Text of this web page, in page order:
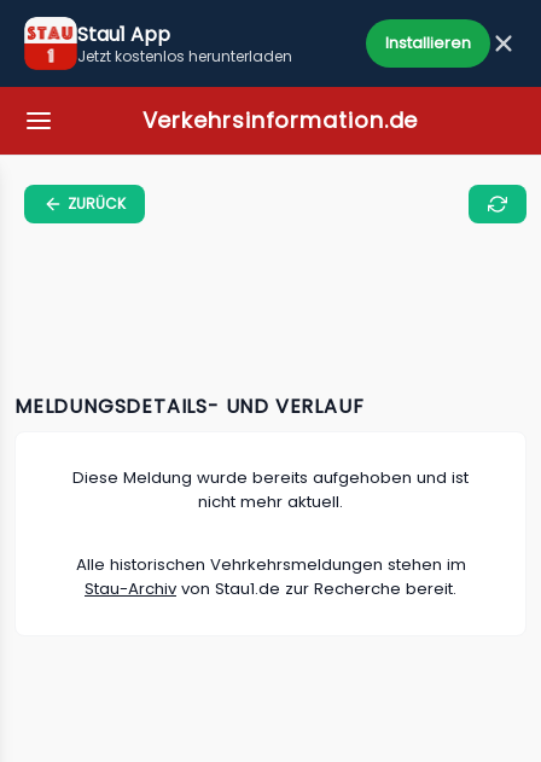
Stau1 App
Jetzt kostenlos herunterladen
Installieren
Verkehrsinformation.de
ZURÜCK
MELDUNGSDETAILS- UND VERLAUF
Diese Meldung wurde bereits aufgehoben und ist
nicht mehr aktuell.
Alle historischen Vehrkehrsmeldungen stehen im
Stau-Archiv von Stau1.de zur Recherche bereit.